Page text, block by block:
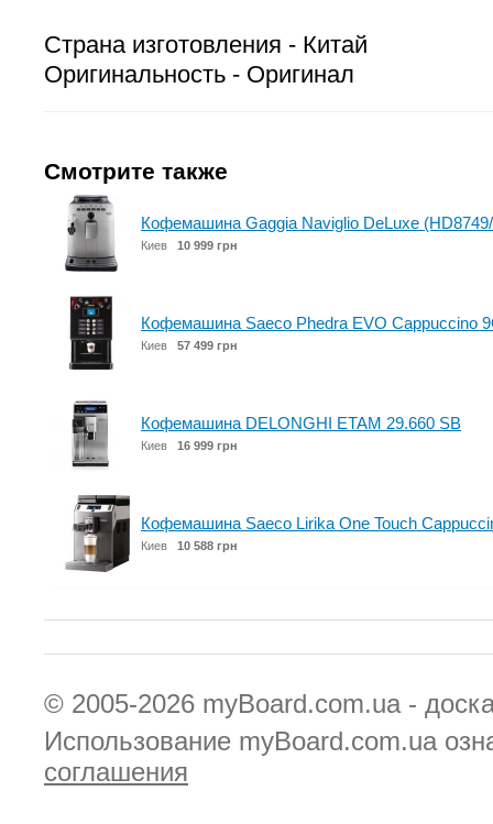
Страна изготовления - Китай
Оригинальность - Оригинал
Смотрите также
Кофемашина Gaggia Naviglio DeLuxe
Киев 10 999 грн
Кофемашина Saeco Phedra EVO Cappuccino
Киев 57 499 грн
Кофемашина DELONGHI ETAM 29.660 SB
Киев 16 999 грн
Кофемашина Saeco Lirika One Touch
Киев 10 588 грн
© 2005-2026 myBoard.com.ua -
Использование myBoard.com.ua
соглашения